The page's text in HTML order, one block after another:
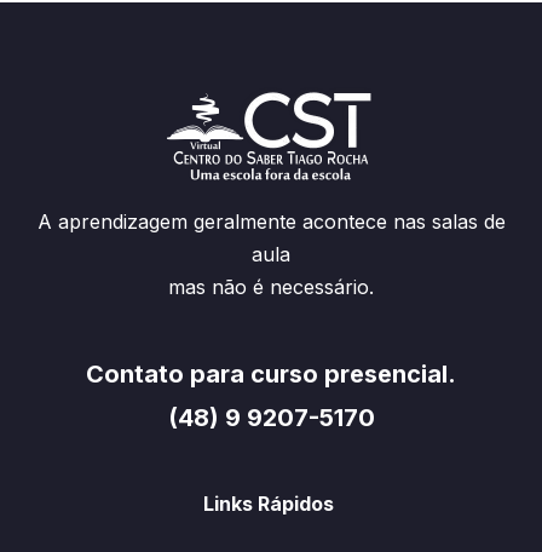
A aprendizagem geralmente acontece nas salas de
aula
mas não é necessário.
Contato para curso presencial.
(48) 9 9207-5170
Links Rápidos